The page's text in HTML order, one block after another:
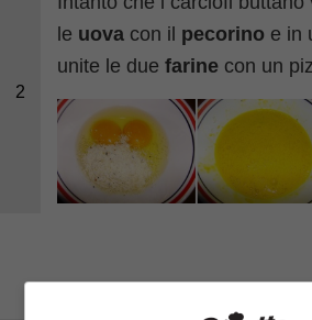
2
le uova con il pecorino e in
unite le due farine con un